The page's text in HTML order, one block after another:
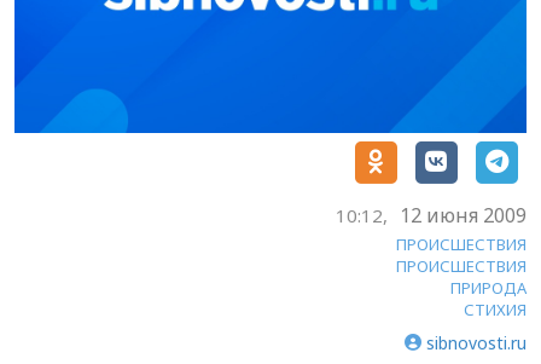
10:12, 12 июня 2009
ПРОИСШЕСТВИЯ
ПРОИСШЕСТВИЯ
ПРИРОДА
СТИХИЯ
sibnovosti.ru